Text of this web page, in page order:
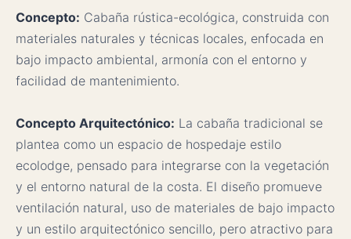
Concepto: Cabaña rústica-ecológica, construida con
materiales naturales y técnicas locales, enfocada en
bajo impacto ambiental, armonía con el entorno y
facilidad de mantenimiento.
Concepto Arquitectónico: La cabaña tradicional se
plantea como un espacio de hospedaje estilo
ecolodge, pensado para integrarse con la vegetación
y el entorno natural de la costa. El diseño promueve
ventilación natural, uso de materiales de bajo impacto
y un estilo arquitectónico sencillo, pero atractivo para